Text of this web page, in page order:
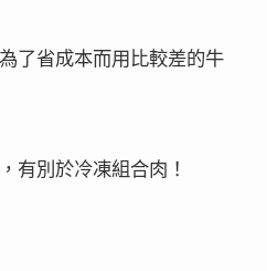
了省成本而用比較差的牛
有別於冷凍組合肉！